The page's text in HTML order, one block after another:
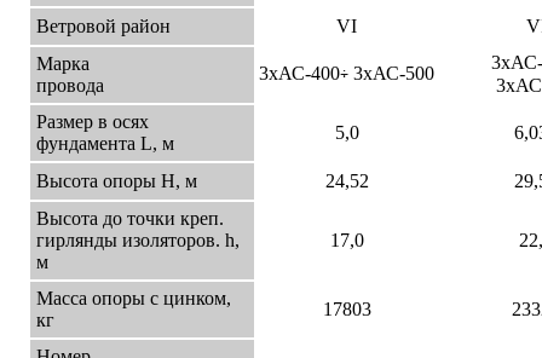
Ветровой район VI
Марка
провода
3xАС-400÷ 3хАС-500
Размер в осях
фундамента L, м
5,0
Высота опоры Н, м 24,52
Высота до точки креп.
гирлянды изоляторов. h,
м
17,0
Масса опоры с цинком,
кг
17803